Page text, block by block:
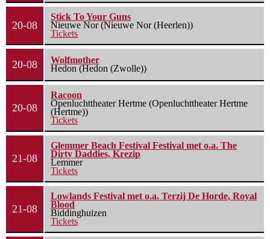
20-08
Stick To Your Guns
Nieuwe Nor (Nieuwe Nor (Heerlen))
Tickets
20-08
Wolfmother
Hedon (Hedon (Zwolle))
20-08
Racoon
Openluchttheater Hertme (Openluchttheater Hertme
(Hertme))
Tickets
21-08
Glemmer Beach Festival Festival met o.a. The
Dirty Daddies, Krezip
Lemmer
Tickets
21-08
Lowlands Festival met o.a. Terzij De Horde, Royal
Blood
Biddinghuizen
Tickets